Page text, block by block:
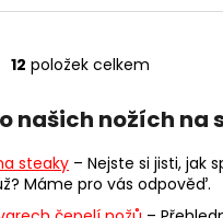
O
l
d
a
12 položek celkem
našich nožích na
steaky – Nejste si jisti, jak
Máme pro vás odpověď.